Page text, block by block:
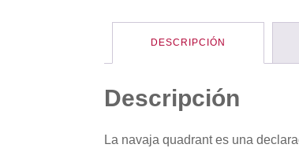
DESCRIPCIÓN
Descripción
La navaja quadrant es una